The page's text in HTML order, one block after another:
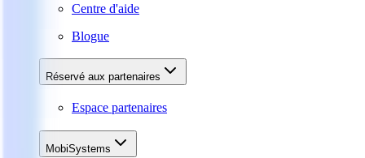
Centre d'aide
Blogue
Réservé aux partenaires
Espace partenaires
MobiSystems